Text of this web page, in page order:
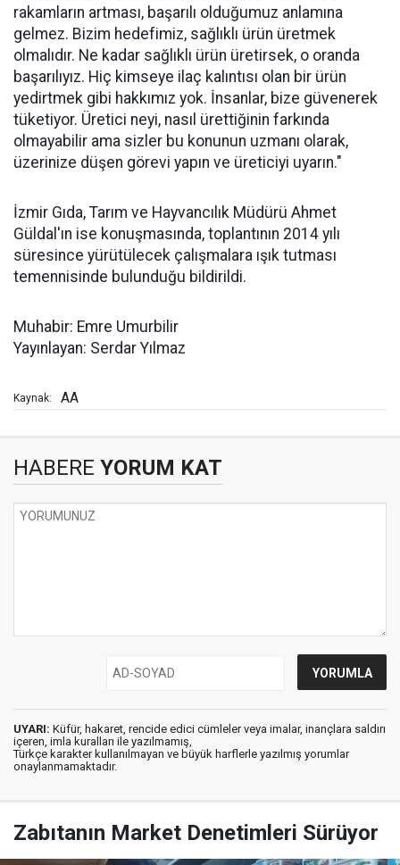
rakamların artması, başarılı olduğumuz anlamına
gelmez. Bizim hedefimiz, sağlıklı ürün üretmek
olmalıdır. Ne kadar sağlıklı ürün üretirsek, o oranda
başarılıyız. Hiç kimseye ilaç kalıntısı olan bir ürün
yedirtmek gibi hakkımız yok. İnsanlar, bize güvenerek
tüketiyor. Üretici neyi, nasıl ürettiğinin farkında
olmayabilir ama sizler bu konunun uzmanı olarak,
üzerinize düşen görevi yapın ve üreticiyi uyarın."
İzmir Gıda, Tarım ve Hayvancılık Müdürü Ahmet
Güldal'ın ise konuşmasında, toplantının 2014 yılı
süresince yürütülecek çalışmalara ışık tutması
temennisinde bulunduğu bildirildi.
Muhabir: Emre Umurbilir
Yayınlayan: Serdar Yılmaz
Kaynak: AA
HABERE YORUM KAT
UYARI: Küfür, hakaret, rencide edici cümleler veya imalar, inançlara saldırı
içeren, imla kuralları ile yazılmamış,
Türkçe karakter kullanılmayan ve büyük harflerle yazılmış yorumlar
onaylanmamaktadır.
Zabıtanın Market Denetimleri Sürüyor